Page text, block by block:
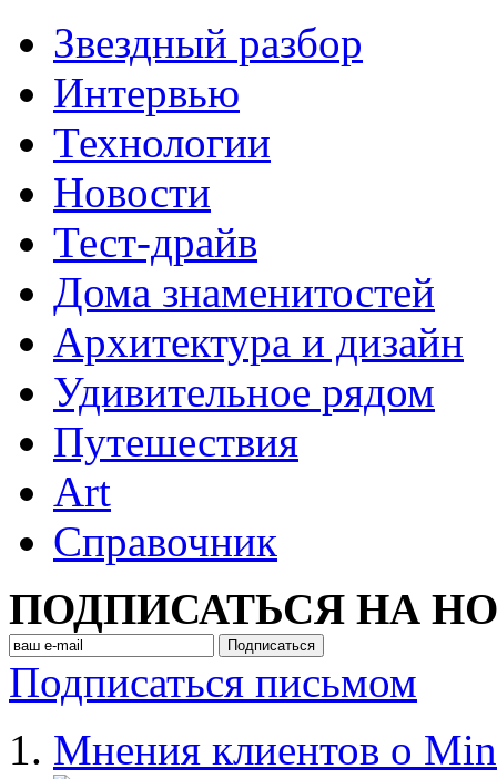
Звездный разбор
Интервью
Технологии
Новости
Тест-драйв
Дома знаменитостей
Архитектура и дизайн
Удивительное рядом
Путешествия
Art
Cправочник
ПОДПИСАТЬСЯ НА
Подписаться письмом
Мнения клиентов о